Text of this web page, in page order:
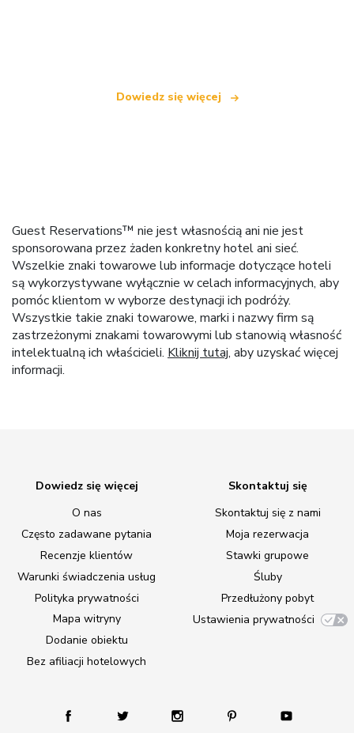
Dowiedz się więcej
Guest Reservations™ nie jest własnością ani nie jest
sponsorowana przez żaden konkretny hotel ani sieć.
Wszelkie znaki towarowe lub informacje dotyczące hoteli
są wykorzystywane wyłącznie w celach informacyjnych, aby
pomóc klientom w wyborze destynacji ich podróży.
Wszystkie takie znaki towarowe, marki i nazwy firm są
zastrzeżonymi znakami towarowymi lub stanowią własność
intelektualną ich właścicieli. Kliknij tutaj, aby uzyskać więcej
informacji.
Dowiedz się więcej
O nas
Często zadawane pytania
Recenzje klientów
Warunki świadczenia usług
Polityka prywatności
Mapa witryny
Dodanie obiektu
Bez afiliacji hotelowych
Skontaktuj się
Skontaktuj się z nami
Moja rezerwacja
Stawki grupowe
Śluby
Przedłużony pobyt
Ustawienia prywatności